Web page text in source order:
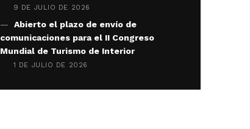
9 DE JULIO DE 2026
Abierto el plazo de envío de
comunicaciones para el II Congreso
Mundial de Turismo de Interior
1 DE JULIO DE 2026